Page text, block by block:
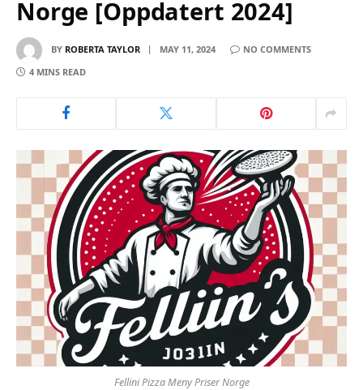
Norge [Oppdatert 2024]
BY ROBERTA TAYLOR MAY 11, 2024
NO COMMENTS
4 MINS READ
Fellini Pizza Meny Priser Norge